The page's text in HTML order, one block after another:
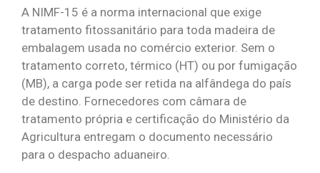
A NIMF-15 é a norma internacional que exige
tratamento fitossanitário para toda madeira de
embalagem usada no comércio exterior. Sem o
tratamento correto, térmico (HT) ou por fumigação
(MB), a carga pode ser retida na alfândega do país
de destino. Fornecedores com câmara de
tratamento própria e certificação do Ministério da
Agricultura entregam o documento necessário
para o despacho aduaneiro.